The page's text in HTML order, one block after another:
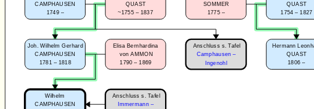
CAMPHAUSEN
1749 –
QUAST
~1755 – 1837
Joh. Wilhelm Gerhard
CAMPHAUSEN
1781 – 1818
Elisa Bernhardina
von AMMON
1790 – 1869
Wilhelm
CAMPHAUSEN
SOMMER
1775 –
QUAST
1754 – 1827
Hermann
QUAST
1806 –
Anschluss s. Tafel
Immermann –
Anschluss s. Tafel
Camphausen –
Ingenohl